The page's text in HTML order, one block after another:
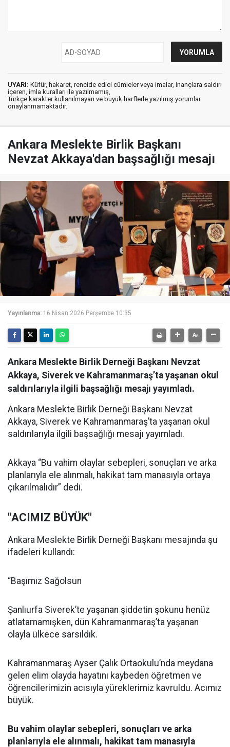
UYARI: Küfür, hakaret, rencide edici cümleler veya imalar, inançlara saldırı
içeren, imla kuralları ile yazılmamış,
Türkçe karakter kullanılmayan ve büyük harflerle yazılmış yorumlar
onaylanmamaktadır.
Ankara Meslekte Birlik Başkanı
Nevzat Akkaya'dan başsağlığı mesajı
Yayınlanma: 16 Nisan 2026 Perşembe 10:35
Ankara Meslekte Birlik Derneği Başkanı Nevzat
Akkaya, Siverek ve Kahramanmaraş’ta yaşanan okul
saldırılarıyla ilgili başsağlığı mesajı yayımladı.
Ankara Meslekte Birlik Derneği Başkanı Nevzat
Akkaya, Siverek ve Kahramanmaraş’ta yaşanan okul
saldırılarıyla ilgili başsağlığı mesajı yayımladı.
Akkaya “Bu vahim olaylar sebepleri, sonuçları ve arka
planlarıyla ele alınmalı, hakikat tam manasıyla ortaya
çıkarılmalıdır” dedi.
"ACIMIZ BÜYÜK"
Ankara Meslekte Birlik Derneği Başkanı mesajında şu
ifadeleri kullandı:
“Başımız Sağolsun
Şanlıurfa Siverek’te yaşanan şiddetin şokunu henüz
atlatamamışken, dün Kahramanmaraş’ta yaşanan
olayla ülkece sarsıldık.
Kahramanmaraş Ayser Çalık Ortaokulu’nda meydana
gelen elim olayda hayatını kaybeden öğretmen ve
öğrencilerimizin acısıyla yüreklerimiz kavruldu. Acımız
büyük.
Bu vahim olaylar sebepleri, sonuçları ve arka
planlarıyla ele alınmalı, hakikat tam manasıyla